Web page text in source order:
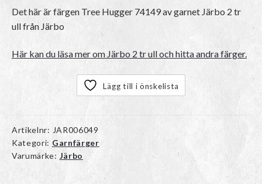
Det här är färgen Tree Hugger 74149av garnet Järbo 2 tr
ullfrån Järbo
Här kan du läsa mer om Järbo 2 tr ull och hitta andra färger.
Lägg till i önskelista
Artikelnr: JAR006049
Kategori: Garnfärger
Varumärke: Järbo